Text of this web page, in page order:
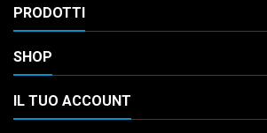
PRODOTTI
SHOP
IL TUO ACCOUNT